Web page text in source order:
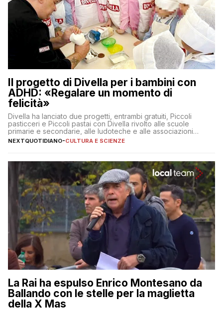
Il progetto di Divella per i bambini con
ADHD: «Regalare un momento di
felicità»
Divella ha lanciato due progetti, entrambi gratuiti, Piccoli
pasticceri e Piccoli pastai con Divella rivolto alle scuole
primarie e secondarie, alle ludoteche e alle associazioni
pugliesi che si occupano di bambini con ADHD
NEXTQUOTIDIANO-CULTURA E SCIENZE
La Rai ha espulso Enrico Montesano da
Ballando con le stelle per la maglietta
della X Mas